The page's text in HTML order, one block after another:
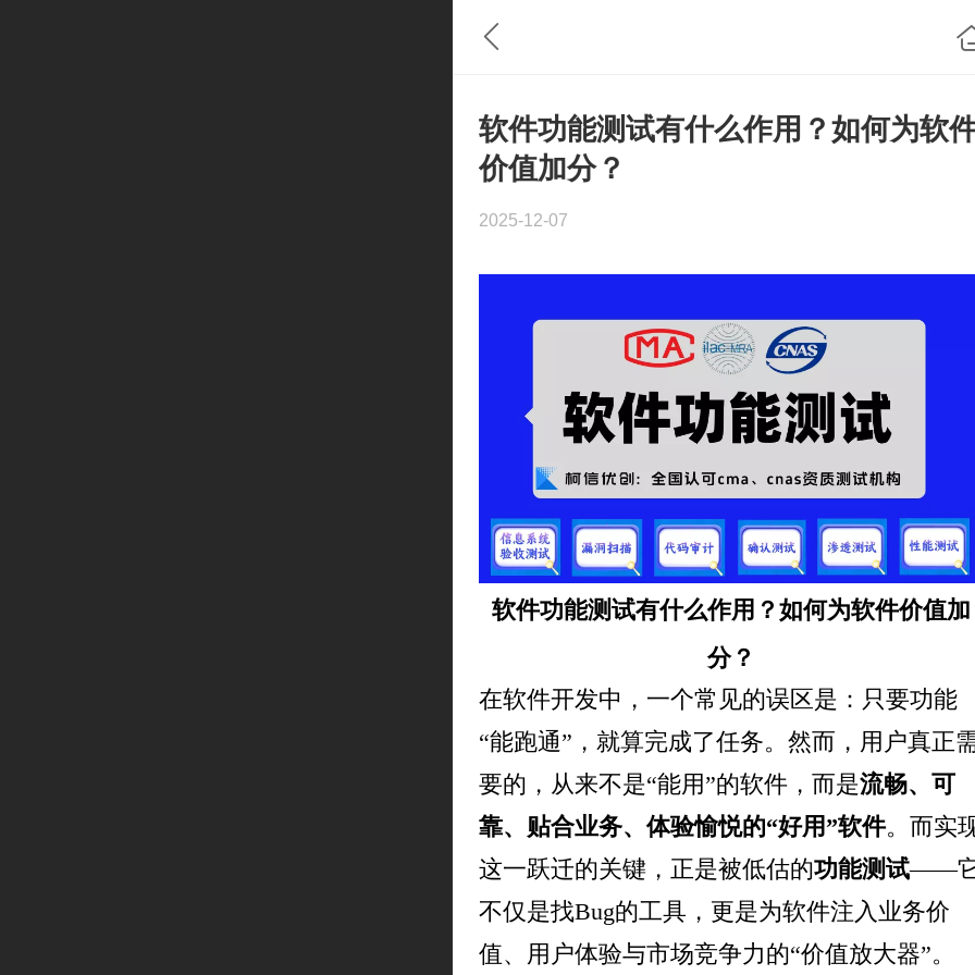
软件功能测试有什么作用？如何为软
价值加分？
2025-12-07
软件功能测试有什么作用？如何为软件价值加
分？
在软件开发中，一个常见的误区是：只要功能
“能跑通”，就算完成了任务。然而，用户真正
要的，从来不是“能用”的软件，而是流畅、可
靠、贴合业务、体验愉悦的“好用”软件。而实
这一跃迁的关键，正是被低估的功能测试——
不仅是找Bug的工具，更是为软件注入业务价
值、用户体验与市场竞争力的“价值放大器”。